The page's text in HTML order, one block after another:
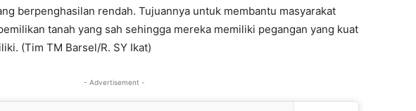
berpenghasilan rendah. Tujuannya untuk membantu masyarakat
tanah yang sah sehingga mereka memiliki pegangan yang kuat
(Tim TM Barsel/R. SY Ikat)
- Advertisement -